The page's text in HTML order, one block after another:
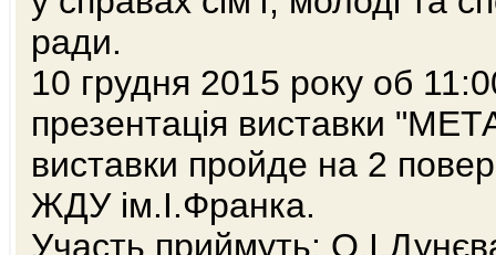
ради.
10 грудня 2015 року об
презентація виставки
виставки пройде на 2
ЖДУ ім.І.Франка.
Участь приймуть: